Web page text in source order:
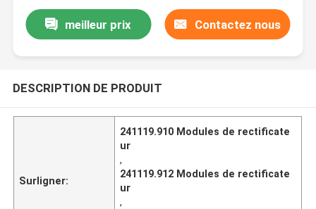
meilleur prix Contactez nous
DESCRIPTION DE PRODUIT
Surligner:
241119.910 Modules de rectificate
ur
,
241119.912 Modules de rectificate
ur
,